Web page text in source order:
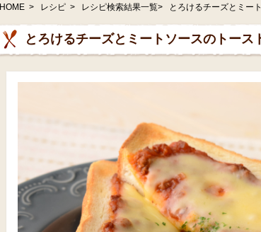
HOME > レシピ > レシピ検索結果一覧> とろけるチーズとミー
とろけるチーズとミートソースのトース